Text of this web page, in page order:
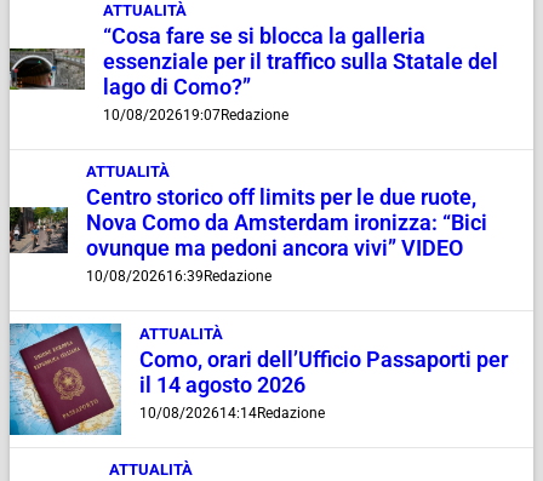
ATTUALITÀ
“Cosa fare se si blocca la galleria
essenziale per il traffico sulla Statale del
lago di Como?”
10/08/202619:07Redazione
ATTUALITÀ
Centro storico off limits per le due ruote,
Nova Como da Amsterdam ironizza: “Bici
ovunque ma pedoni ancora vivi” VIDEO
10/08/202616:39 Redazione
ATTUALITÀ
Como, orari dell’Ufficio Passaporti per
il 14 agosto 2026
10/08/202614:14Redazione
ATTUALITÀ